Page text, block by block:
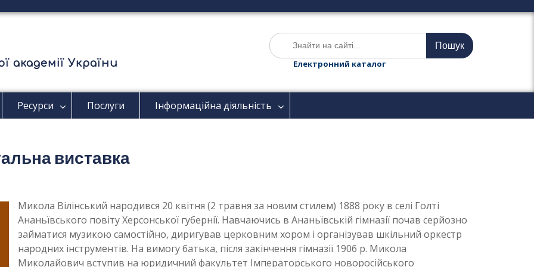
академії України
Ш
у
т
Електронний каталог
Ресурси Послуги Інформаційна діяльність
виставка
Микола Вілінський народився 20 квітня (2 травня за новим стилем) 1888 року в селі Голті
Ананьївського повіту Херсонської губернії. Навчаючись в Ананьївській гімназії почав серйозно
займатися музикою самостійно, диригував церковним хором і організував шкільний оркестр
народних інструментів. На вимогу батька, після закінчення гімназії 1906 р. Микола
Миколайович вступив на юридичний факультет Імператорського новоросійського